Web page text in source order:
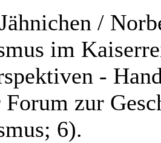
/
im
-
zur
6).